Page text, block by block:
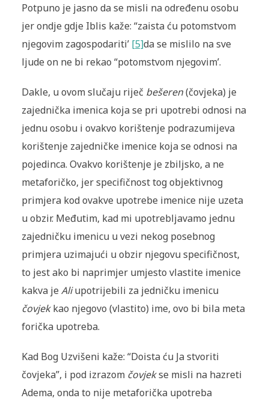
Potpuno je jasno da se misli na određenu osobu
jer ondje gdje Iblis kaže: “zaista ću potomstvom
njegovim zagospodariti’ [5]da se mislilo na sve
ljude on ne bi rekao “potomstvom njegovim’.
Dakle, u ovom slučaju riječ bešeren(čovjeka) je
zajednička imenica koja se pri upotrebi odnosi na
jednu osobu i ovakvo korištenje podrazumijeva
korištenje zajedničke imenice koja se odnosi na
pojedinca. Ovakvo korištenje je zbiljsko, a ne
metaforičko, jer specifičnost tog objektivnog
primjera kod ovakve upotrebe imenice nije uzeta
u obzir. Međutim, kad mi upotrebljavamo jednu
zajedničku imenicu u vezi nekog posebnog
primjera uzimajući u obzir njegovu specifičnost,
to jest ako bi naprimjer umjesto vlastite imenice
kakva je Aliupotrijebili za jedničku imenicu
čovjekkao njegovo (vlastito) ime, ovo bi bila meta
forička upotreba.
Kad Bog Uzvišeni kaže: “Doista ću Ja stvoriti
čovjeka”, i pod izrazom čovjekse misli na hazreti
Adema, onda to nije metaforička upotreba